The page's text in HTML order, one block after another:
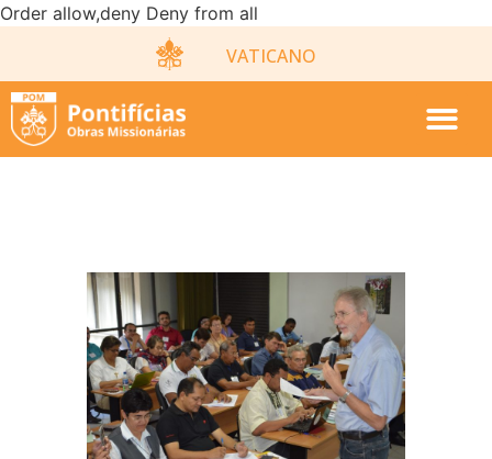
Order allow,deny Deny from all
VATICANO